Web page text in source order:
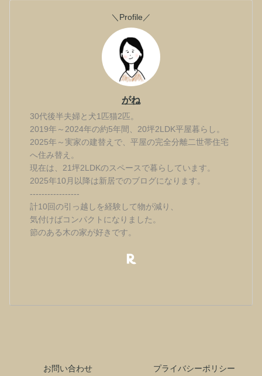
＼Profile／
がね
30代後半夫婦と犬1匹猫2匹。
2019年～2024年の約5年間、20坪2LDK平屋暮らし。
2025年～実家の建替えで、平屋の完全分離二世帯住宅
へ住み替え。
現在は、21坪2LDKのスペースで暮らしています。
2025年10月以降は新居でのブログになります。
-----------------
計10回の引っ越しを経験して物が減り、
気付けばコンパクトになりました。
節のある木の家が好きです。
お問い合わせ プライバシーポリシー